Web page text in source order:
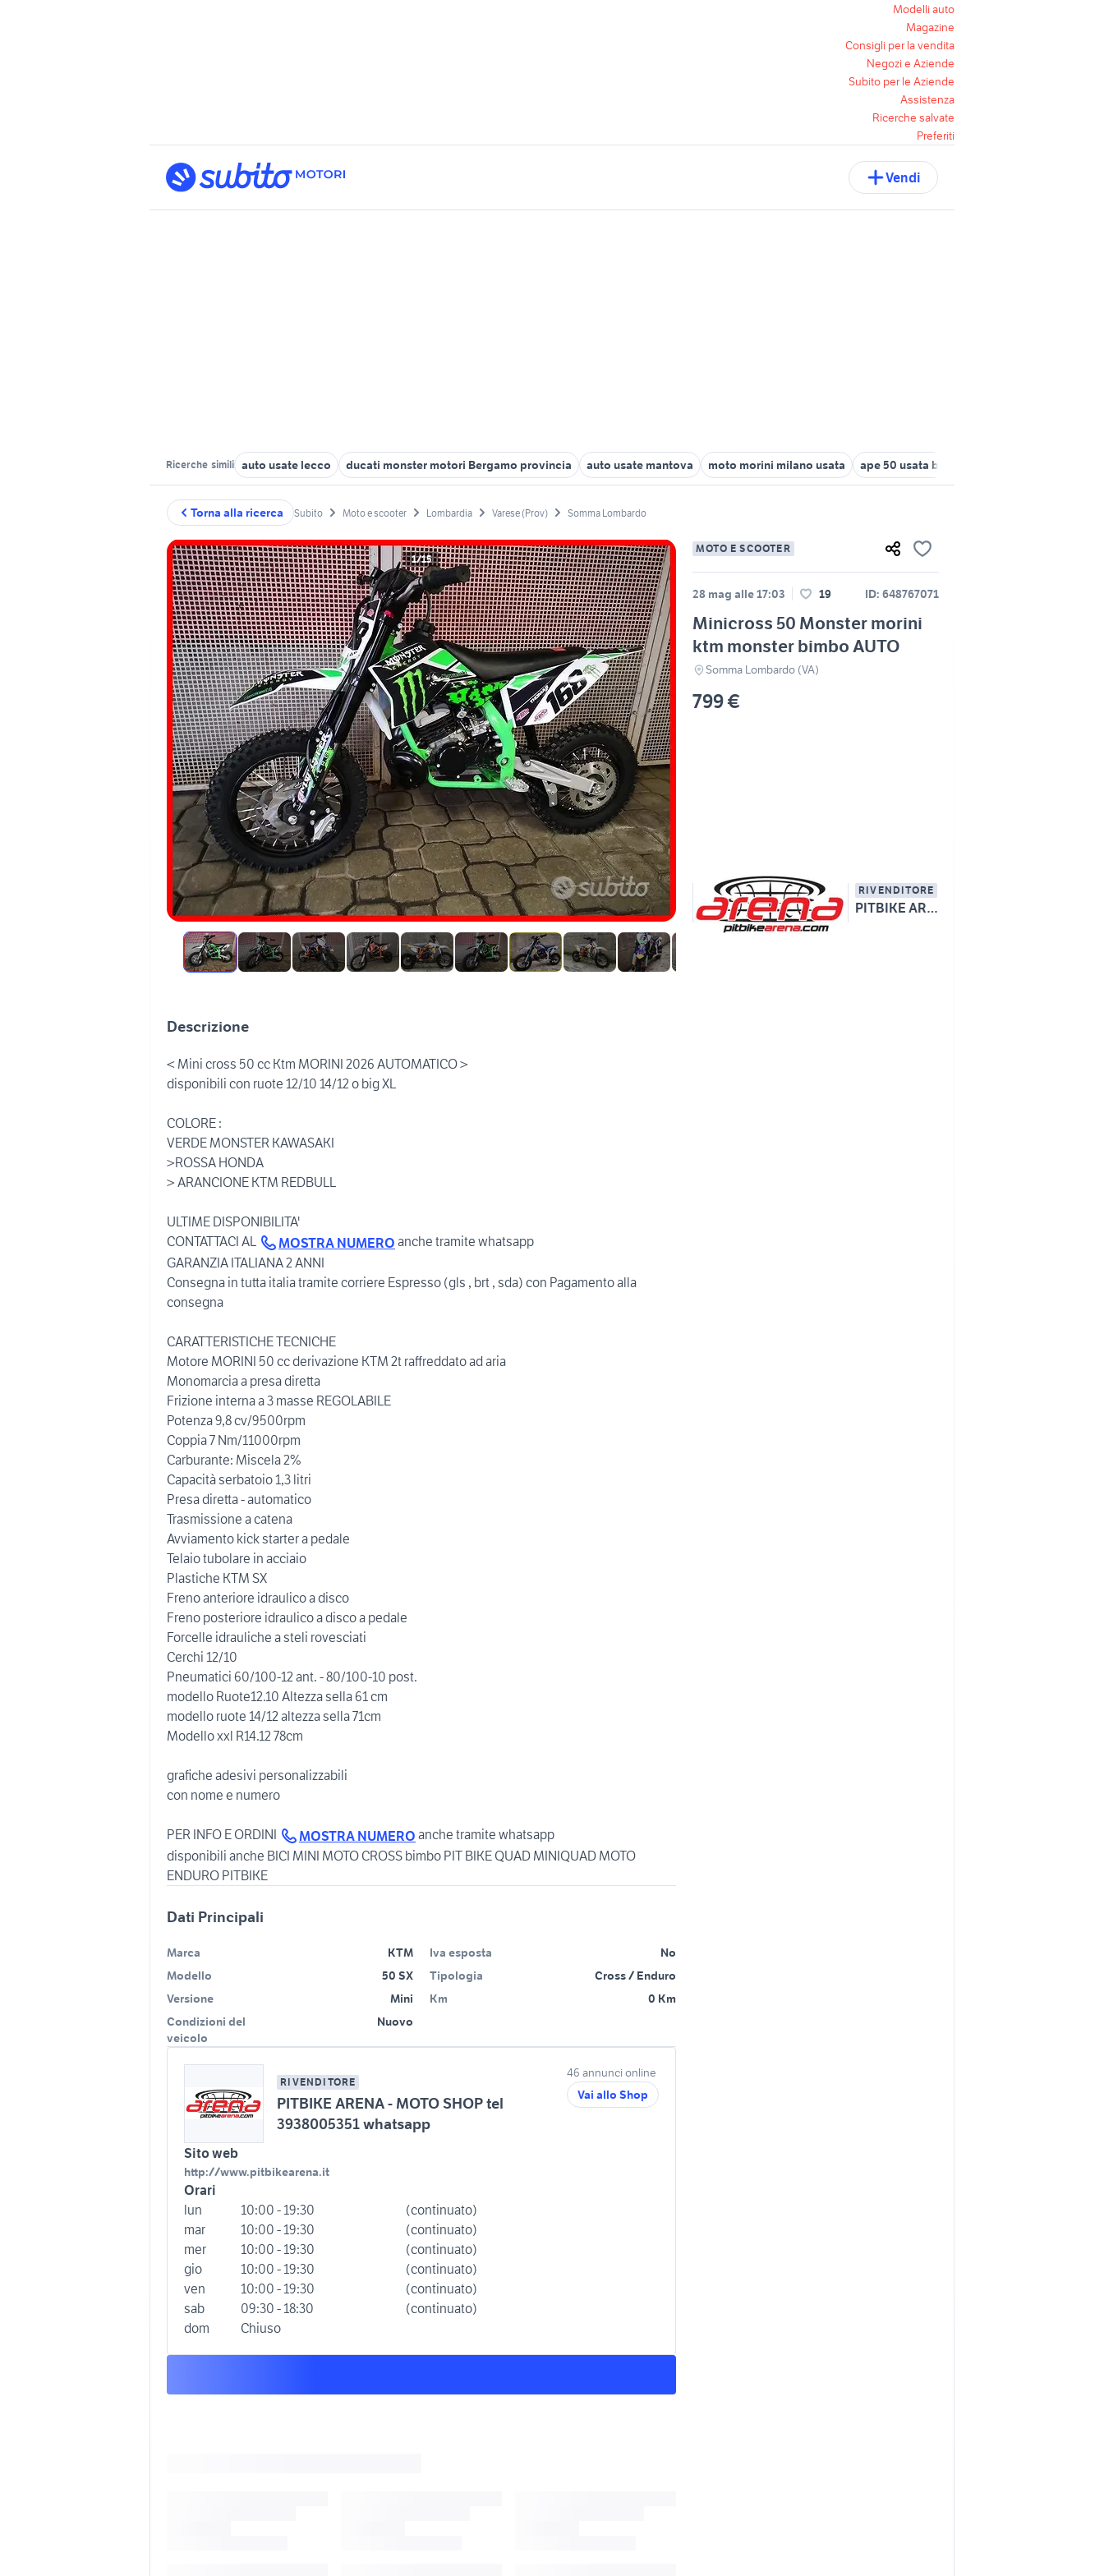
Modelli auto
Magazine
Consigli per la vendita
Negozi e Aziende
Subito per le Aziende
Assistenza
Ricerche salvate
Preferiti
Vendi
Ricerche simili auto usate lecco ducati monster motori Bergamo provincia auto usate mantova moto morini milano usata ape 50 usata bergamo
Torna alla ricerca Subito Moto e scooter Lombardia Varese (Prov) Somma Lombardo
1/15
MOTO E SCOOTER
28 mag alle 17:03 19 ID: 648767071
Minicross 50 Monster morini
ktm monster bimbo AUTO
Somma Lombardo (VA)
799 €
RIVENDITORE
PITBIKE ARENA - MOTO SHOP tel 3938005351 whatsapp
Descrizione
< Mini cross 50 cc Ktm MORINI 2026 AUTOMATICO >
disponibili con ruote 12/10 14/12 o big XL
COLORE :
VERDE MONSTER KAWASAKI
>ROSSA HONDA
> ARANCIONE KTM REDBULL
ULTIME DISPONIBILITA'
CONTATTACI AL
MOSTRA NUMERO anche tramite whatsapp
GARANZIA ITALIANA 2 ANNI
Consegna in tutta italia tramite corriere Espresso (gls , brt , sda) con Pagamento alla
consegna
CARATTERISTICHE TECNICHE
Motore MORINI 50 cc derivazione KTM 2t raffreddato ad aria
Monomarcia a presa diretta
Frizione interna a 3 masse REGOLABILE
Potenza 9,8 cv/9500rpm
Coppia 7 Nm/11000rpm
Carburante: Miscela 2%
Capacità serbatoio 1,3 litri
Presa diretta - automatico
Trasmissione a catena
Avviamento kick starter a pedale
Telaio tubolare in acciaio
Plastiche KTM SX
Freno anteriore idraulico a disco
Freno posteriore idraulico a disco a pedale
Forcelle idrauliche a steli rovesciati
Cerchi 12/10
Pneumatici 60/100-12 ant. - 80/100-10 post.
modello Ruote12.10 Altezza sella 61 cm
modello ruote 14/12 altezza sella 71cm
Modello xxl R14.12 78cm
grafiche adesivi personalizzabili
con nome e numero
PER INFO E ORDINI MOSTRA NUMERO anche tramite whatsapp
disponibili anche BICI MINI MOTO CROSS bimbo PIT BIKE QUAD MINIQUAD MOTO
ENDURO PITBIKE
Dati Principali
Marca
KTM
Modello
50 SX
Versione
Mini
Condizioni del
veicolo
Nuovo
Iva esposta
No
Tipologia
Cross / Enduro
Km
0 Km
RIVENDITORE
PITBIKE ARENA - MOTO SHOP tel
3938005351 whatsapp
Sito web
http://www.pitbikearena.it
Orari
lun
10:00 - 19:30
(continuato)
mar
10:00 - 19:30
(continuato)
mer
10:00 - 19:30
(continuato)
gio
10:00 - 19:30
(continuato)
ven
10:00 - 19:30
(continuato)
sab
09:30 - 18:30
(continuato)
dom
Chiuso
46 annunci online
Vai allo Shop